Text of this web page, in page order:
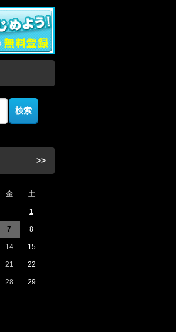
>>
金 土
1
7 8
14 15
21 22
28 29